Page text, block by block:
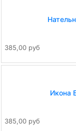
385,00 руб
Икона
385,00 руб